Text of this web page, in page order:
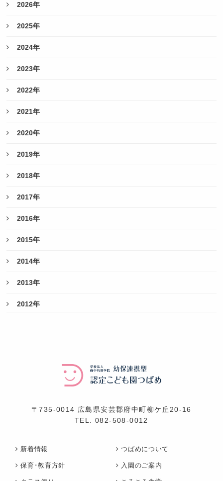
2026年
2025年
2024年
2023年
2022年
2021年
2020年
2019年
2018年
2017年
2016年
2015年
2014年
2013年
2012年
〒735-0014 広島県安芸郡府中町柳ケ丘20-16
TEL.082-508-0012
新着情報 つばめについて
保育･教育方針 入園のご案内